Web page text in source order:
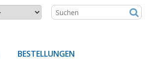
BESTELLUNGEN